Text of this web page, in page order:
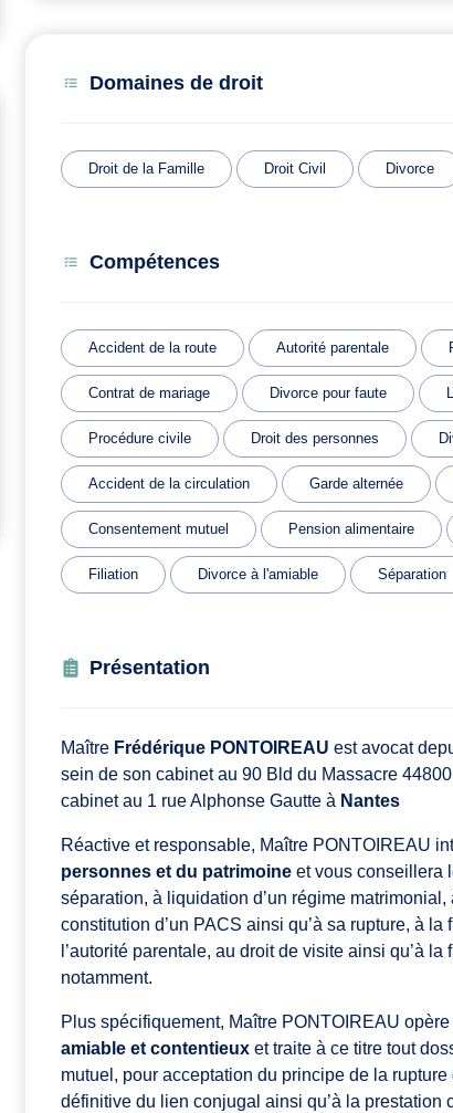
Domaines de droit
Droit de la Famille Droit Civil Divorce
Compétences
Accident de la route Autorité parentale
Contrat de mariage Divorce pour faute
Procédure civile Droit des personnes
Accident de la circulation Garde alternée
Consentement mutuel Pension alimentaire
Filiation Divorce à l'amiable Séparation
Présentation
Maître Frédérique PONTOIREAU est avocat
sein de son cabinet au 90 Bld du Massacre 44800
cabinet au 1 rue Alphonse Gautte à Nantes
Réactive et responsable, Maître PONTOIREAU
personnes et du patrimoine et vous conseillera
séparation, à liquidation d’un régime
constitution d’un PACS ainsi qu’à sa rupture, à
l’autorité parentale, au droit de visite ainsi qu’à
notamment.
Plus spécifiquement, Maître PONTOIREAU
amiable et contentieux et traite à ce titre tout
mutuel, pour acceptation du principe de la
définitive du lien conjugal ainsi qu’à la prestation